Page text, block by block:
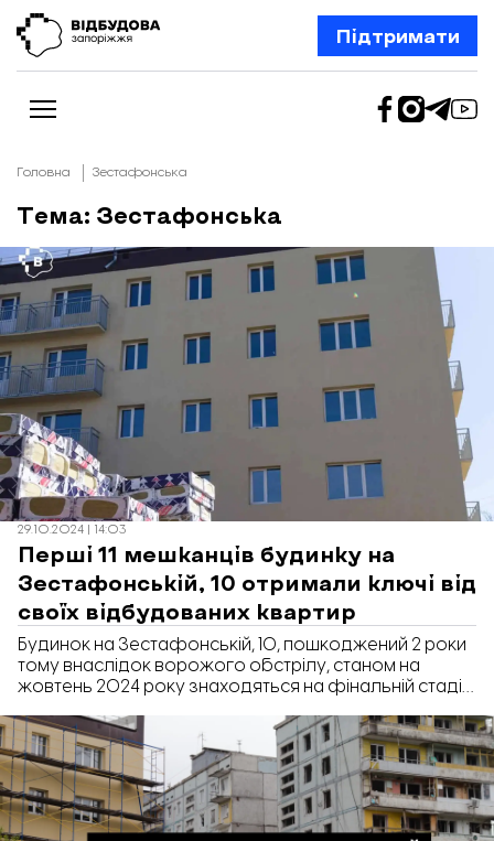
Підтримати
Новини
Відбудова Запоріжжя
Ексклюзив
Бізнес
Шлях додому
Відбудова. Життя
Колонки
Про нас
Редакційна політика
Головна Зестафонська
Тема: Зестафонська
29.10.2024 | 14:03
Перші 11 мешканців будинку на
Зестафонській, 10 отримали ключі від
своїх відбудованих квартир
Будинок на Зестафонській, 10, пошкоджений 2 роки
тому внаслідок ворожого обстрілу, станом на
жовтень 2024 року знаходяться на фінальній стадії
від свого відновленого житла.